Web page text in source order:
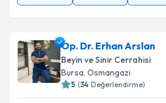
Op. Dr. Erhan Arslan
Beyin ve Sinir Cerrahisi
Bursa, Osmangazi
5 (34 Değerlendirme)